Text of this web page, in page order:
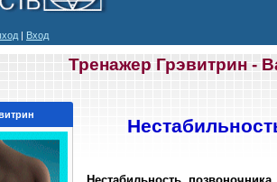
| Вход
Тренажер Грэвитрин -